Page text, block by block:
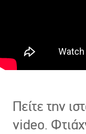
Πείτε την
video.